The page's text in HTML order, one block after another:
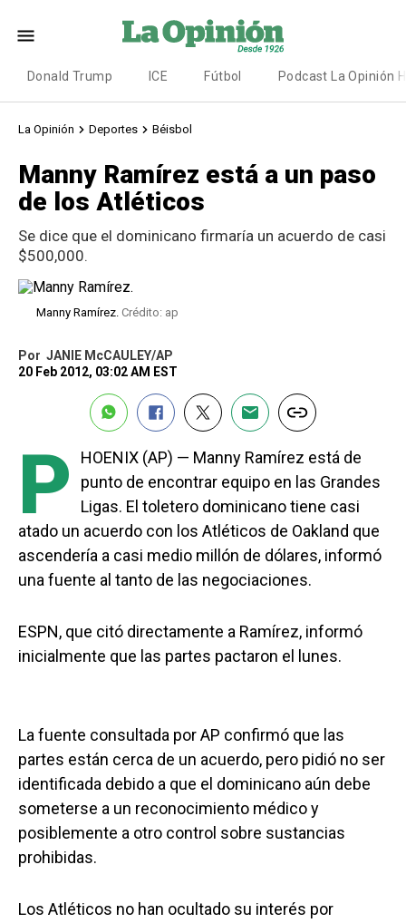
Donald Trump ICE Fútbol Podcast La Opinión
La Opinión Deportes Béisbol
Manny Ramírez está a un paso
de los Atléticos
Se dice que el dominicano firmaría un acuerdo de casi
$500,000.
Manny Ramírez. Crédito: ap
Por JANIE McCAULEY/AP
20 Feb 2012, 03:02 AM EST
P
HOENIX (AP) — Manny Ramírez está de
punto de encontrar equipo en las Grandes
Ligas. El toletero dominicano tiene casi
atado un acuerdo con los Atléticos de Oakland que
ascendería a casi medio millón de dólares, informó
una fuente al tanto de las negociaciones.
ESPN, que citó directamente a Ramírez, informó
inicialmente que las partes pactaron el lunes.
La fuente consultada por AP confirmó que las
partes están cerca de un acuerdo, pero pidió no ser
identificada debido a que el dominicano aún debe
someterse a un reconocimiento médico y
posiblemente a otro control sobre sustancias
prohibidas.
Los Atléticos no han ocultado su interés por